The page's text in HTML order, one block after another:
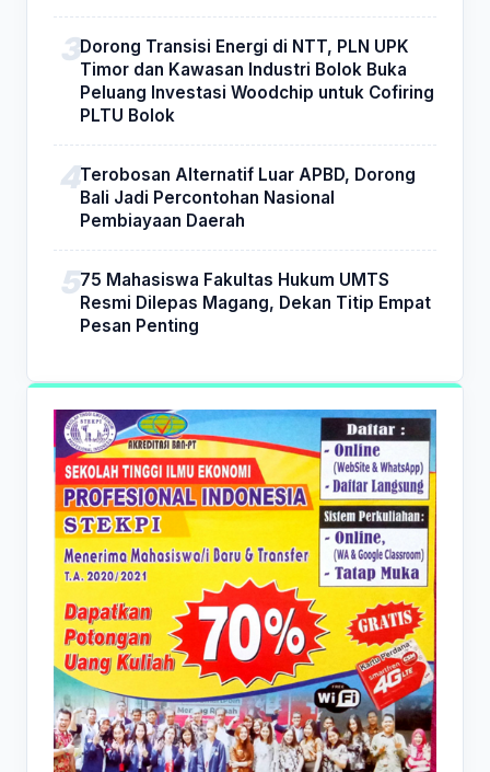
Dorong Transisi Energi di NTT, PLN UPK
Timor dan Kawasan Industri Bolok Buka
Peluang Investasi Woodchip untuk Cofiring
PLTU Bolok
Terobosan Alternatif Luar APBD, Dorong
Bali Jadi Percontohan Nasional
Pembiayaan Daerah
75 Mahasiswa Fakultas Hukum UMTS
Resmi Dilepas Magang, Dekan Titip Empat
Pesan Penting